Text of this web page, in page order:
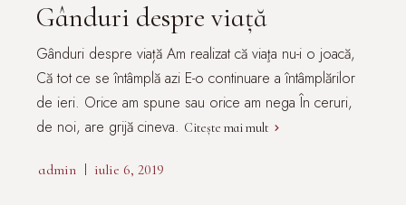
Gânduri despre viață
Gânduri despre viață Am realizat că viaţa nu-i o joacă,
Că tot ce se întâmplă azi E-o continuare a întâmplărilor
de ieri. Orice am spune sau orice am nega În ceruri,
de noi, are grijă cineva. Citește mai mult
admin iulie 6, 2019